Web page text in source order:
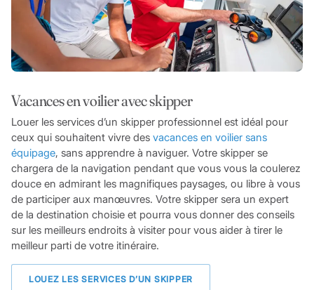
Vacances en voilier avec skipper
Louer les services d’un skipper professionnel est idéal pour
ceux qui souhaitent vivre des vacances en voilier sans
équipage, sans apprendre à naviguer. Votre skipper se
chargera de la navigation pendant que vous vous la coulerez
douce en admirant les magnifiques paysages, ou libre à vous
de participer aux manœuvres. Votre skipper sera un expert
de la destination choisie et pourra vous donner des conseils
sur les meilleurs endroits à visiter pour vous aider à tirer le
meilleur parti de votre itinéraire.
LOUEZ LES SERVICES D’UN SKIPPER